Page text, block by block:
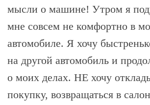
мысли о машине! Утром я
мне совсем не комфортно в
автомобиле. Я хочу
на другой автомобиль и
о моих делах. НЕ хочу
покупку, возвращаться в